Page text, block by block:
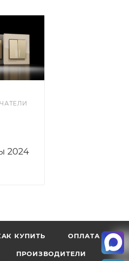
2024
КУПИТЬ ОПЛАТА
ПРОИЗВОДИТЕЛИ